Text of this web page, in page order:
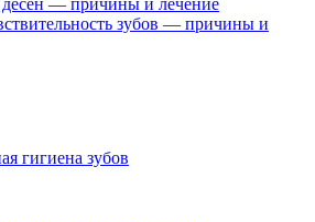
десен — причины и лечение
зубов — причины и
гигиена зубов